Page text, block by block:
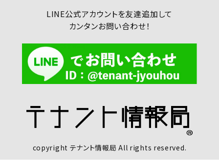
LINE公式アカウントを友達追加して
カンタンお問い合わせ！
copyright テナント情報局 All rights reserved.